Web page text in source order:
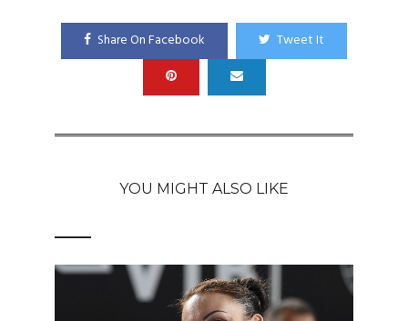
Share On Facebook Tweet It
YOU MIGHT ALSO LIKE